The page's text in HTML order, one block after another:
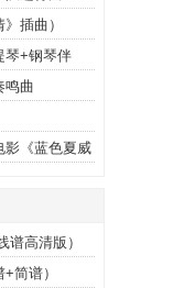
插曲）
琴+钢琴伴
鸣曲
影《蓝色夏威
谱高清版）
简谱）